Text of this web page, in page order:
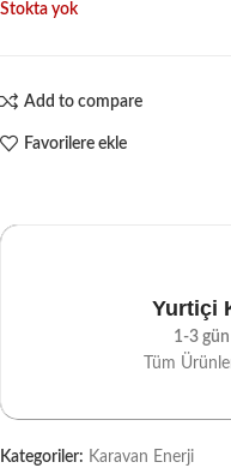
Stokta yok
Add to compare
Favorilere ekle
Yurtiçi
1-3
Tüm
Kategoriler: Karavan Enerji